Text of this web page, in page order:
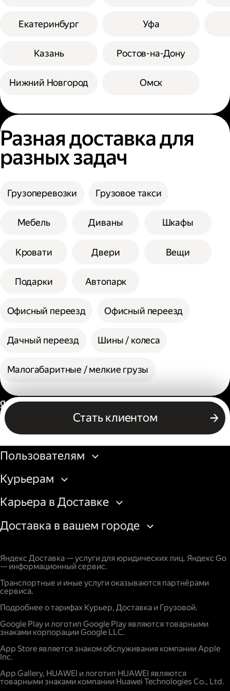
Екатеринбург
Казань
Нижний Новгород
Уфа
Ростов-на-Дону
Омск
Разная доставка для
разных задач
Грузоперевозки Грузовое такси
Мебель Диваны Шкафы
Кровати Двери Вещи
Подарки Автопарк
Офисный переезд Офисный переезд
Дачный переезд Шины / колеса
Малогабаритные / мелкие грузы
Стать клиентом
Россия
Бизнесу
Пользователям
Курьерам
Карьера в Доставке
Доставка в вашем городе
Яндекс Доставка — услуги для юридических лиц. Яндекс Go
— информационный сервис.
Транспортные и иные услуги оказываются партнёрами
сервиса.
Подробнее о тарифах Курьер, Доставка и Грузовой.
Google Play и логотип Google Play являются товарными
знаками корпорации Google LLC.
App Store является знаком обслуживания компании Apple
Inc.
App Gallery, HUAWEI и логотип HUAWEI являются
товарными знаками компании Huawei Technologies Co., Ltd.